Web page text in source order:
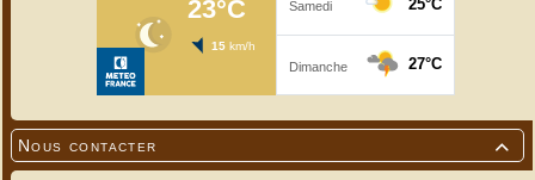

Nous contacter